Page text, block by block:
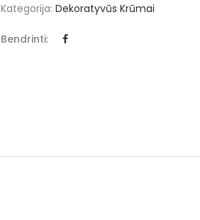
Kategorija: Dekoratyvūs Krūmai
Bendrinti: